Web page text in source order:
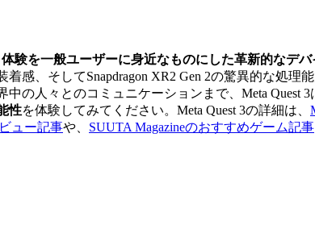
験を一般ユーザーに身近なものにした革新的なデバ
感、そしてSnapdragon XR2 Gen 2の驚異的な処理
の人々とのコミュニケーションまで、Meta Quest 3
性を体験してみてください。Meta Quest 3の詳細は、
ュー記事や、 SUUTA Magazineのおすすめゲーム記事